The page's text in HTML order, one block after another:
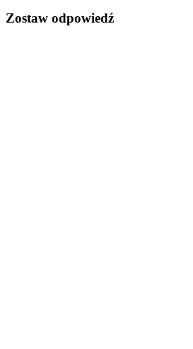
Zostaw odpowiedź